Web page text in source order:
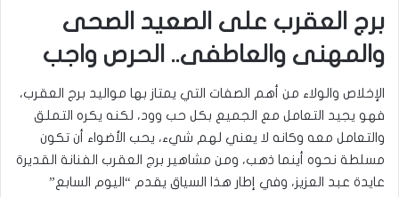
برج العقرب على الصعيد الصحى
والمهنى والعاطفى.. الحرص واجب
الإخلاص والولاء من أهم الصفات التي يمتاز بها مواليد برج العقرب،
فهو يجيد التعامل مع الجميع بكل حب وود، لكنه يكره التملق
والتعامل معه وكانه لا يعني لهم شيء، يحب الأضواء أن تكون
مسلطة نحوه أينما ذهب، ومن مشاهير برج العقرب الفنانة القديرة
عايدة عبد العزيز، وفي إطار هذا السياق يقدم “اليوم السابع”